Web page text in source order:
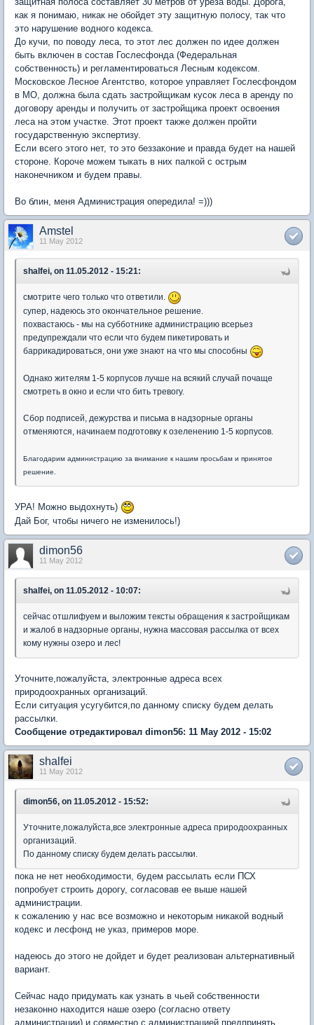
как я понимаю, никак не обойдет эту защитную полосу, так что
это нарушение водного кодекса.
До кучи, по поводу леса, то этот лес должен по идее должен
быть включен в состав Гослесфонда (Федеральная
собственность) и регламентироваться Лесным кодексом.
Московское Лесное Агентство, которое управляет Гослесфондом
в МО, должна была сдать застройщикам кусок леса в аренду по
договору аренды и получить от застройщика проект освоения
леса на этом участке. Этот проект также должен пройти
государственную экспертизу.
Если всего этого нет, то это беззаконие и правда будет на нашей
стороне. Короче можем тыкать в них палкой с острым
наконечником и будем правы.
Во блин, меня Администрация опередила! =)))
Amstel
11 May 2012
shalfei, on 11.05.2012 - 15:21:
смотрите чего только что ответили.
супер, надеюсь это окончательное решение.
похвастаюсь - мы на субботнике администрацию всерьез
предупреждали что если что будем пикетировать и
баррикадироваться, они уже знают на что мы способны
Однако жителям 1-5 корпусов лучше на всякий случай почаще
смотреть в окно и если что бить тревогу.
Сбор подписей, дежурства и письма в надзорные органы
отменяются, начинаем подготовку к озеленению 1-5 корпусов.
Благодарим администрацию за внимание к нашим просьбам и принятое
решение.
УРА! Можно выдохнуть)
Дай Бог, чтобы ничего не изменилось!)
dimon56
11 May 2012
shalfei, on 11.05.2012 - 10:07:
сейчас отшлифуем и выложим тексты обращения к застройщикам
и жалоб в надзорные органы, нужна массовая рассылка от всех
кому нужны озеро и лес!
Уточните,пожалуйста, электронные адреса всех
природоохранных организаций.
Если ситуация усугубится,по данному списку будем делать
рассылки.
Сообщение отредактировал dimon56: 11 May 2012 - 15:02
shalfei
11 May 2012
dimon56, on 11.05.2012 - 15:52:
Уточните,пожалуйста,все электронные адреса природоохранных
организаций.
По данному списку будем делать рассылки.
пока не нет необходимости, будем рассылать если ПСХ
попробует строить дорогу, согласовав ее выше нашей
администрации.
к сожалению у нас все возможно и некоторым никакой водный
кодекс и лесфонд не указ, примеров море.
надеюсь до этого не дойдет и будет реализован альтернативный
вариант.
Сейчас надо придумать как узнать в чьей собственности
незаконно находится наше озеро (согласно ответу
администрации) и совместно с администрацией предпринять